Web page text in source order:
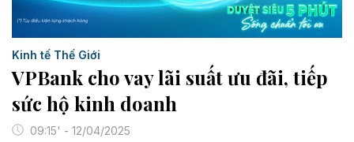
Kinh tế Thế Giới
VPBank cho vay lãi suất ưu đãi, tiếp
sức hộ kinh doanh
09:15' - 12/04/2025